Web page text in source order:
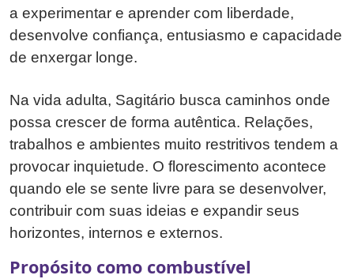
a experimentar e aprender com liberdade,
desenvolve confiança, entusiasmo e capacidade
de enxergar longe.
Na vida adulta, Sagitário busca caminhos onde
possa crescer de forma autêntica. Relações,
trabalhos e ambientes muito restritivos tendem a
provocar inquietude. O florescimento acontece
quando ele se sente livre para se desenvolver,
contribuir com suas ideias e expandir seus
horizontes, internos e externos.
Propósito como combustível